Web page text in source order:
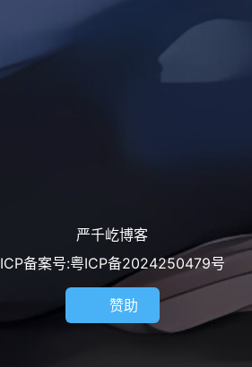
严千屹博客
ICP备案号:粤ICP备2024250479号
赞助